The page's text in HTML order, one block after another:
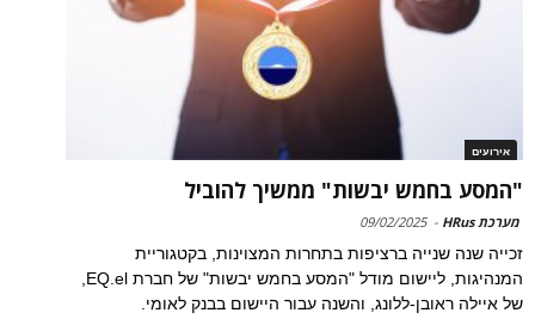
אירועים
"המסע בחמש יבשות" ממשיך להוביל
מערכת HRus -
09/02/2025
זכייה שנה שנייה ברציפות בתחרות המצוינות, בקטגוריית
המנהיגות, ליישום מודל "המסע בחמש יבשות" של חברת EQ.el,
של איילה ראובן-ללונג, והשנה עבור היישום בבנק לאומי.